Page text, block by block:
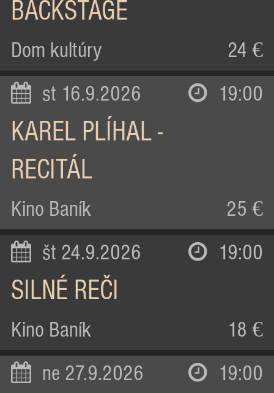
BACKSTAGE
Dom kultúry 24 €
st 16.9.2026 19:00
KAREL PLÍHAL -
RECITÁL
Kino Baník 25 €
št 24.9.2026 19:00
SILNÉ REČI
Kino Baník 18 €
ne 27.9.2026 19:00